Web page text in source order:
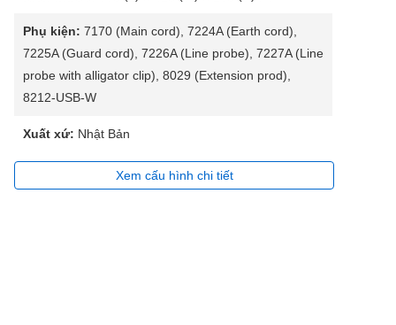
Phụ kiện: 7170 (Main cord), 7224A (Earth cord),
7225A (Guard cord), 7226A (Line probe), 7227A (Line
probe with alligator clip), 8029 (Extension prod),
8212-USB-W
Xuất xứ: Nhật Bản
Xem cấu hình chi tiết